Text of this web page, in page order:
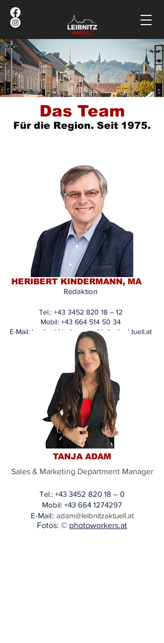
Das Team
Für die Region. Seit 1975.
HERIBERT KINDERMANN, MA
Redaktion
Tel.: +43 3452 820 18– 12
Mobil: +43 664 514 50 34
E-Mail: heribert.kindermann@leibnitzaktuell.at
TANJA ADAM
Sales & Marketing Department Manager
Tel.: +43 3452 820 18 – 0
Mobil: +43 664 1274297
E-Mail:: adam@leibnitzaktuell.at
Fotos: © photoworkers.at